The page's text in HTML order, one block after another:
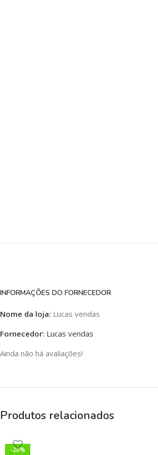
INFORMAÇÕES DO FORNECEDOR
Nome da loja: Lucas vendas
Fornecedor: Lucas vendas
Ainda não há avaliações!
Produtos relacionados
-20%